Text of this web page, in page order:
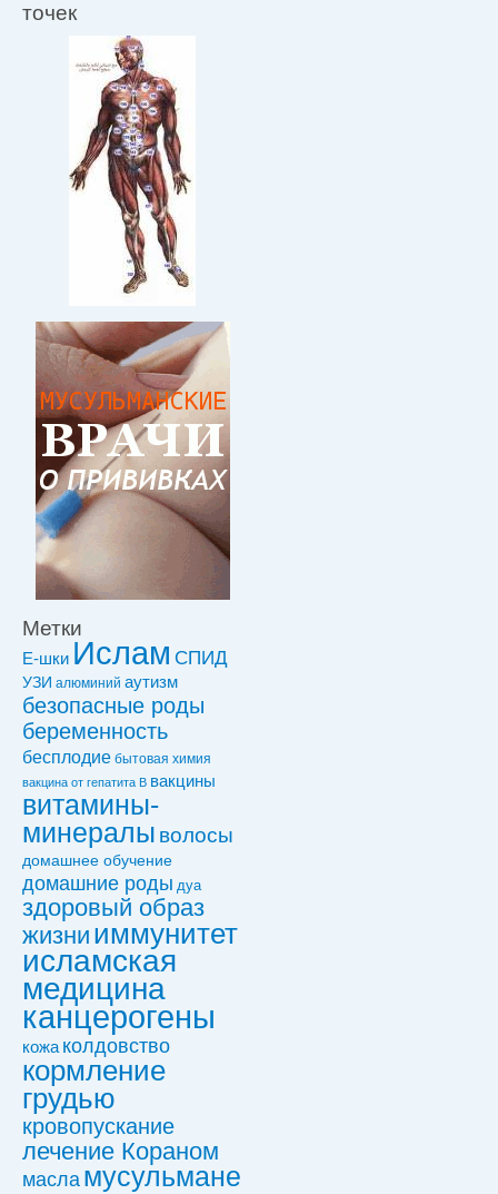
точек
Метки
Е-шки Ислам СПИД
УЗИ алюминий аутизм
безопасные роды
беременность
бесплодие бытовая химия
вакцинa от гепатита В вакцины
витамины-
минералы волосы
домашнее обучение
домашние роды дуа
здоровый образ
жизни иммунитет
исламская
медицина
канцерогены
кожа колдовствo
кормление
грудью
кровопускание
лечение Кораном
масла мусульмане